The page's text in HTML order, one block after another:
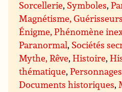
Sorcellerie, Symboles,
Magnétisme, Guérisseurs
Énigme, Phénomène
Paranormal, Sociétés
Mythe, Rêve,Histoire,
thématique,
Documents historiques,